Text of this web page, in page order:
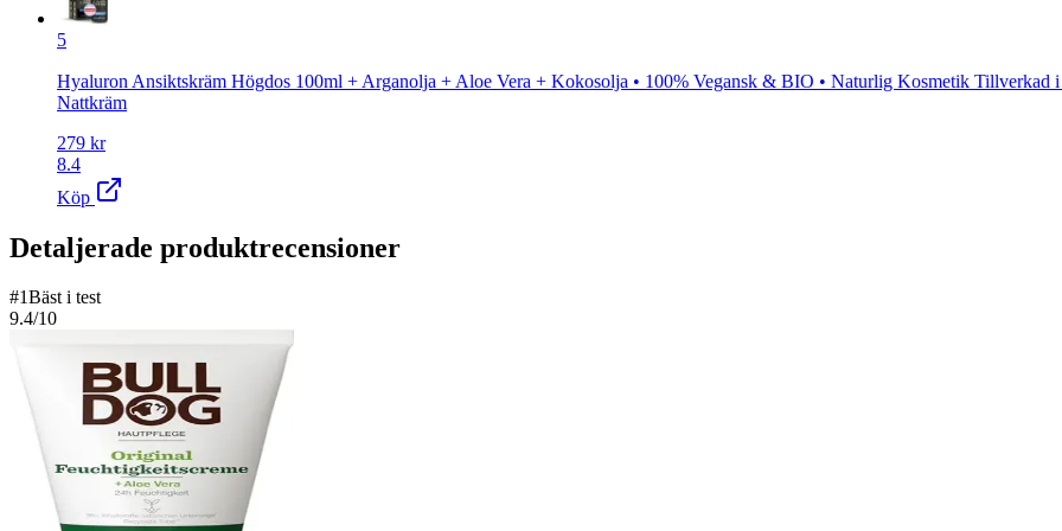
5
Hyaluron Ansiktskräm Högdos 100ml + Arganolja + Aloe Vera + Kokosolja • 100% Vegansk & BIO • Naturlig Kosmetik
Nattkräm
279 kr
8.4
Köp
Detaljerade produktrecensioner
#1Bäst i test
9.4/10